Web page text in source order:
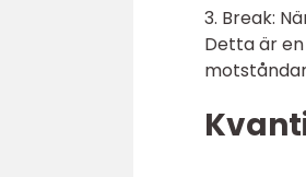
3. Break:
Detta är